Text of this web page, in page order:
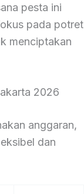
pesta ini
pada potret
menciptakan
2026
anggaran,
dan